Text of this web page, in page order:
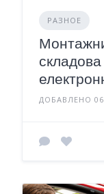
РАЗНОЕ
ДОБАВЛЕНО